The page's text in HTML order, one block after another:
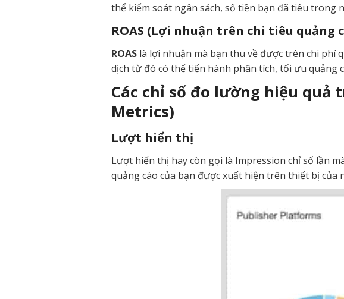
thể kiểm soát ngân sách, số tiền bạn đã tiêu trong
ROAS (Lợi nhuận trên chi tiêu quảng
ROAS là lợi nhuận mà bạn thu về được trên chi phí
dịch từ đó có thể tiến hành phân tích, tối ưu quảng
Các chỉ số đo lường hiệu quả
Metrics)
Lượt hiển thị
Lượt hiển thị hay còn gọi là Impression chỉ số lần
quảng cáo của bạn được xuất hiện trên thiết bị